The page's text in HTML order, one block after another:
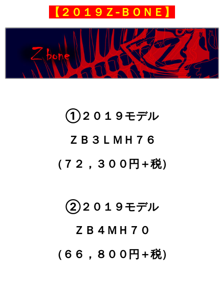
【２０１９Ｚ‐ＢＯＮＥ】
①２０１９モデル
ＺＢ３ＬＭＨ７６
（７２，３００円＋税）
②２０１９モデル
ＺＢ４ＭＨ７０
（６６，８００円＋税）